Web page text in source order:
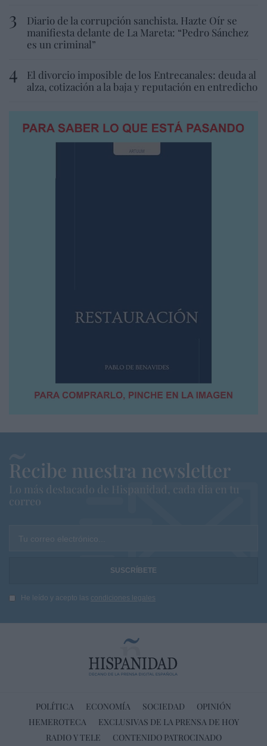
Diario de la corrupción sanchista. Hazte Oír se
manifiesta delante de La Mareta: “Pedro Sánchez
es un criminal”
El divorcio imposible de los Entrecanales: deuda al
alza, cotización a la baja y reputación en entredicho
Recibe nuestra newsletter
Lo más destacado de Hispanidad, cada dia en tu
correo
Tu correo electrónico...
He leído y acepto las condiciones legales
POLÍTICA ECONOMÍA SOCIEDAD
OPINIÓN
HEMEROTECA
EXCLUSIVAS DE LA PRENSA DE HOY
RADIO Y TELE
CONTENIDO PATROCINADO